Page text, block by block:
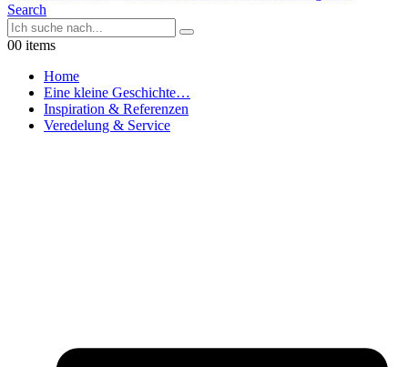
Search
00 items
Home
Eine kleine Geschichte…
Inspiration & Referenzen
Veredelung & Service